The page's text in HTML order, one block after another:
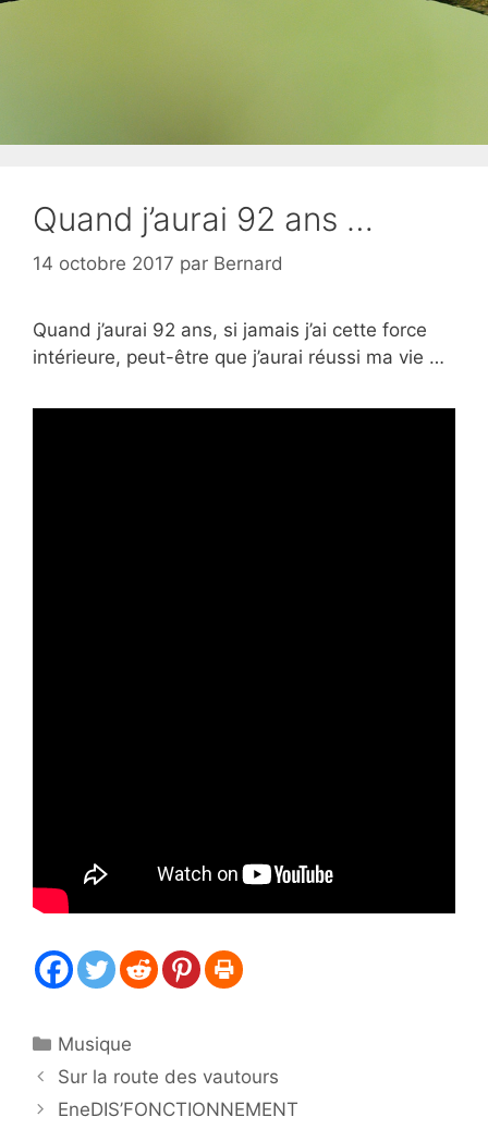
Quand j’aurai 92 ans …
14 octobre 2017 par Bernard
Quand j’aurai 92 ans, si jamais j’ai cette force
intérieure, peut-être que j’aurai réussi ma vie …
Catégories
Musique
Sur la route des vautours
EneDIS’FONCTIONNEMENT